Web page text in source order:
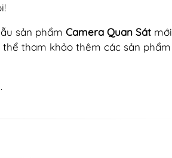
sản phẩm Camera Quan Sát mới
tham khảo thêm các sản phẩm